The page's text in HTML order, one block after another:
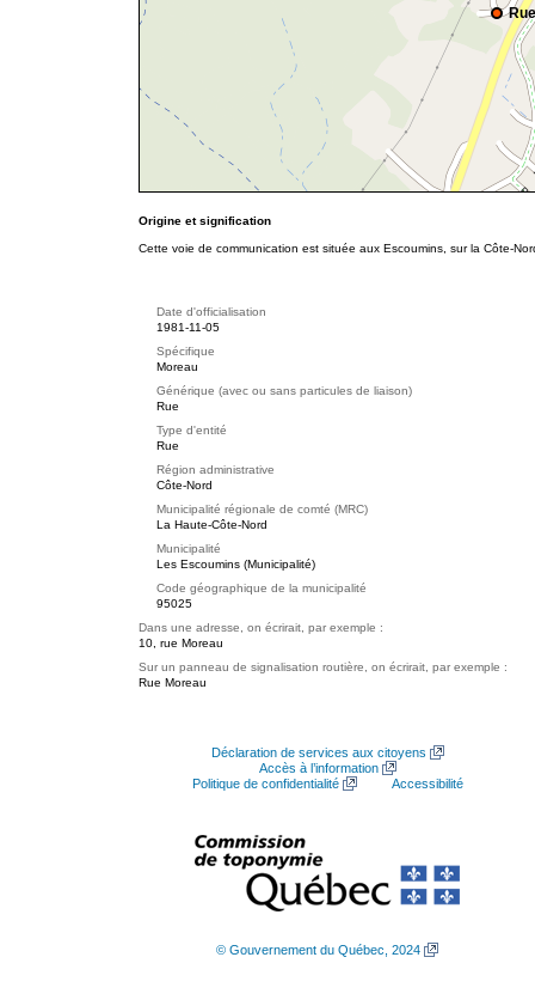
Origine et signification
Cette voie de communication est située aux Escoumins, sur la Côte-
Date d'officialisation
1981-11-05
Spécifique
Moreau
Générique (avec ou sans particules de liaison)
Rue
Type d'entité
Rue
Région administrative
Côte-Nord
Municipalité régionale de comté (MRC)
La Haute-Côte-Nord
Municipalité
Les Escoumins (Municipalité)
Code géographique de la municipalité
95025
Dans une adresse, on écrirait, par exemple :
10, rue Moreau
Sur un panneau de signalisation routière, on écrirait, par exemple :
Rue Moreau
Déclaration de services aux citoyens
Accès à l’information
Politique de confidentialité
Accessibilité
© Gouvernement du Québec, 2024